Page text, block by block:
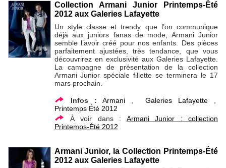
Collection Armani Junior Printemps-Été
2012 aux Galeries Lafayette
Un style classe et trendy que l’on communique
déjà aux juniors fanas de mode, Armani Junior
semble l’avoir créé pour nos enfants. Des pièces
parfaitement ajustées, très tendance, que vous
découvrirez en exclusivité aux Galeries Lafayette.
La campagne de présentation de la collection
Armani Junior spéciale fillette se terminera le 17
mars prochain.
Infos : Armani, Galeries Lafayette,
Printemps Été 2012
À voir dans : Armani Junior : collection
Printemps-Été 2012
Armani Junior, la Collection Printemps-Été
2012 aux Galeries Lafayette